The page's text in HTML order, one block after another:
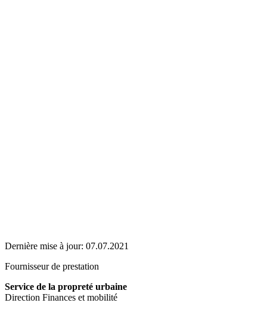
Dernière mise à jour: 07.07.2021
Fournisseur de prestation
Service de la propreté urbaine
Direction Finances et mobilité